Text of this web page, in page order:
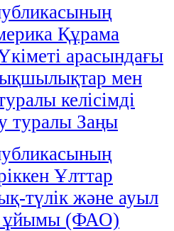
Құрама
арасындағы
мен
келісімді
туралы Заңы
Ұлттар
түлік және ауыл
ұйымы (ФАО)